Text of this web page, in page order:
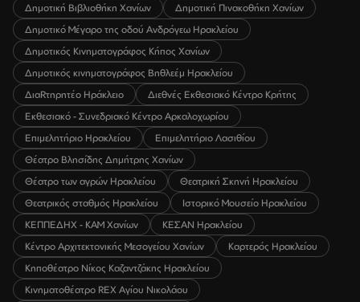
Δημοτική Βιβλιοθήκη Χανίων
Δημοτική Πινακοθήκη Χανίων
Δημοτικό Μέγαρο της οδού Ανδρόγεω Ηρακλείου
Δημοτικός Κινηματογράφος Κήπος Χανίων
Δημοτικός κινηματογράφος Βηθλεέμ Ηρακλείου
ΔιαRτηρητέο Ηράκλειο
Διεθνές Εκθεσιακό Κέντρο Κρήτης
Εκθεσιακό - Συνεδριακό Κέντρο Αρκαλοχωρίου
Επιμελητήριο Ηρακλείου
Επιμελητήριο Λασιθίου
Θέατρο Βλησίδης Δημήτρης Χανίων
Θέατρο των αγρών Ηρακλείου
Θεατρική Σκηνή Ηρακλείου
Θεατρικός σταθμός Ηρακλείου
Ιστορικό Μουσείο Ηρακλείου
ΚΕΠΠΕΔΗΧ - ΚΑΜ Χανίων
ΚΕΣΑΝ Ηρακλείου
Κέντρο Αρχιτεκτονικής Μεσογείου Χανίων
Καρτερός Ηρακλείου
Κηποθέατρο Νίκος Καζαντζάκης Ηρακλείου
Κινηματοθέατρο REX Αγίου Νικολάου